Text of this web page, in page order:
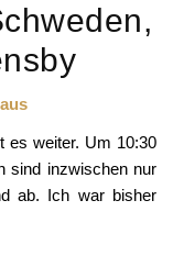
es weiter. Um 10:30
sind inzwischen nur
ab. Ich war bisher